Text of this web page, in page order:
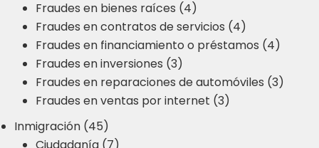
Fraudes en bienes raíces (4)
Fraudes en contratos de servicios (4)
Fraudes en financiamiento o préstamos (4)
Fraudes en inversiones (3)
Fraudes en reparaciones de automóviles (3)
Fraudes en ventas por internet (3)
Inmigración (45)
Ciudadanía (7)